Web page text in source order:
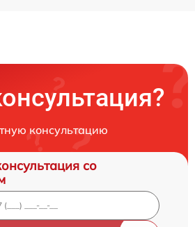
консультацию
со